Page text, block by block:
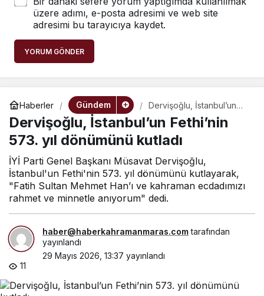
üzere adımı, e-posta adresimi ve web site
adresimi bu tarayıcıya kaydet.
YORUM GÖNDER
Haberler Gündem
Dervişoğlu, İstanbul’un
Fethi’nin 573. yıl
dönümünü kutladı
Dervişoğlu, İstanbul’un Fethi’nin
573. yıl dönümünü kutladı
İYİ Parti Genel Başkanı Müsavat Dervişoğlu,
İstanbul'un Fethi'nin 573. yıl dönümünü kutlayarak,
"Fatih Sultan Mehmet Han’ı ve kahraman ecdadımızı
rahmet ve minnetle anıyorum" dedi.
haber@haberkahramanmaras.comtarafından
yayınlandı
29 Mayıs 2026, 13:37 yayınlandı
11